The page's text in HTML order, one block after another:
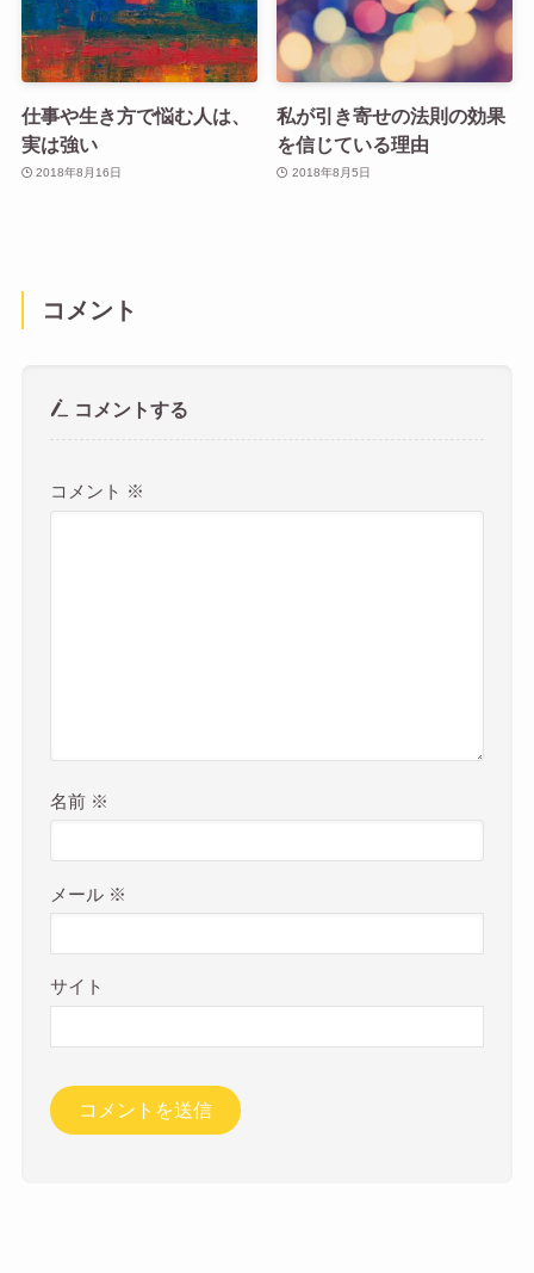
仕事や生き方で悩む人は、
実は強い
2018年8月16日
私が引き寄せの法則の効果
を信じている理由
2018年8月5日
コメント
コメントする
コメント ※
名前 ※
メール ※
サイト